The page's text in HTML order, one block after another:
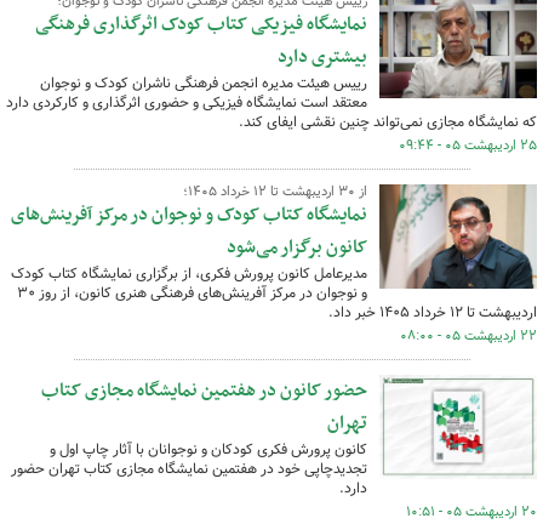
نمایشگاه فیزیکی کتاب کودک اثرگذاری فرهنگی
بیشتری دارد
رییس هیئت مدیره انجمن فرهنگی ناشران کودک و نوجوان
معتقد است نمایشگاه فیزیکی و حضوری اثرگذاری و کارکردی دارد
که نمایشگاه مجازی نمی‌تواند چنین نقشی ایفای کند.
۲۵ اردیبهشت ۰۵ - ۰۹:۴۴
از ۳۰ اردیبهشت تا ۱۲ خرداد ۱۴۰۵؛
نمایشگاه کتاب کودک و نوجوان در مرکز آفرینش‌های
کانون برگزار می‌شود
مدیرعامل کانون پرورش فکری، از برگزاری نمایشگاه کتاب کودک
و نوجوان در مرکز آفرینش‌های فرهنگی هنری کانون، از روز ۳۰
اردیبهشت تا ۱۲ خرداد ۱۴۰۵ خبر داد.
۲۲ اردیبهشت ۰۵ - ۰۸:۰۰
حضور کانون در هفتمین نمایشگاه مجازی کتاب
تهران
کانون پرورش فکری کودکان و نوجوانان با آثار چاپ اول و
تجدیدچاپی خود در هفتمین نمایشگاه مجازی کتاب تهران حضور
دارد.
۲۰ اردیبهشت ۰۵ - ۱۰:۵۱